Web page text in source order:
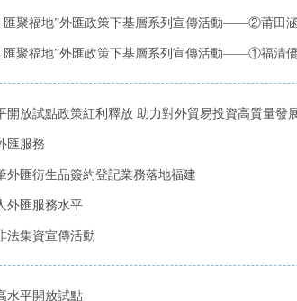
匯聚福地”外匯政策下基層系列宣傳活動——②莆田
匯聚福地”外匯政策下基層系列宣傳活動——①福清
開放試點政策紅利釋放 助力對外貿易投資高質量發
匯服務
外匯衍生品簽約登記業務落地福建
外匯服務水平
法集資宣傳活動
水平開放試點